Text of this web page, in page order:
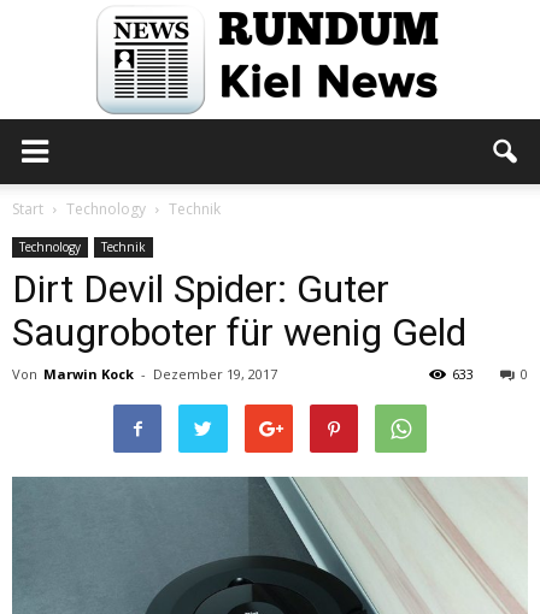
Kiel
Start Technology Technik
Technology Technik
Dirt Devil Spider: Guter
Saugroboter für wenig Geld
Von Marwin Kock - Dezember 19, 2017 0
633